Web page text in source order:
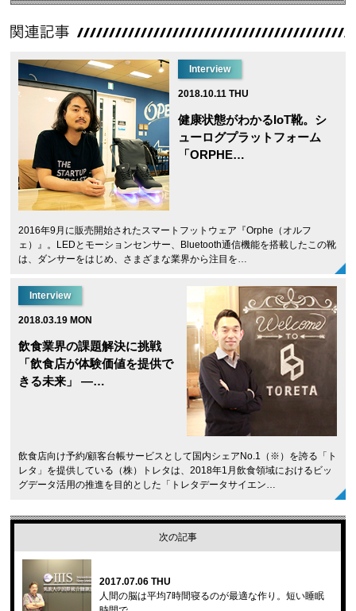
Interview
2018.10.11 THU
健康状態がわかるIoT靴。シ
ューログプラットフォーム
「ORPHE…
2016年9月に販売開始されたスマートフットウェア『Orphe（オルフ
ェ）』。LEDとモーションセンサー、Bluetooth通信機能を搭載したこの靴
は、ダンサーをはじめ、さまざまな業界から注目を…
Interview
2018.03.19 MON
飲食業界の課題解決に挑戦
「飲食店が体験価値を提供で
きる未来」 ―…
飲食店向け予約/顧客台帳サービスとして国内シェアNo.1（※）を誇る「ト
レタ」を提供している（株）トレタは、2018年1月飲食領域におけるビッ
グデータ活用の推進を目的とした「トレタデータサイエン…
次の記事
2017.07.06 THU
人間の脳は平均7時間寝るのが最適な作り。短い睡眠